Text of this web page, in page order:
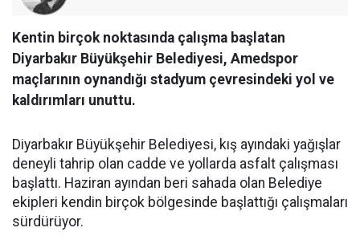
Kentin birçok noktasında çalışma başlatan
Diyarbakır Büyükşehir Belediyesi, Amedspor
maçlarının oynandığı stadyum çevresindeki yol ve
kaldırımları unuttu.
Diyarbakır Büyükşehir Belediyesi, kış ayındaki yağışlar
deneyli tahrip olan cadde ve yollarda asfalt çalışması
başlattı. Haziran ayından beri sahada olan Belediye
ekipleri kendin birçok bölgesinde başlattığı çalışmaları
sürdürüyor.